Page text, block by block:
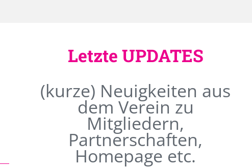
Letzte UPDATES
(kurze) Neuigkeiten aus
dem Verein zu
Mitgliedern,
Partnerschaften,
Homepage etc.